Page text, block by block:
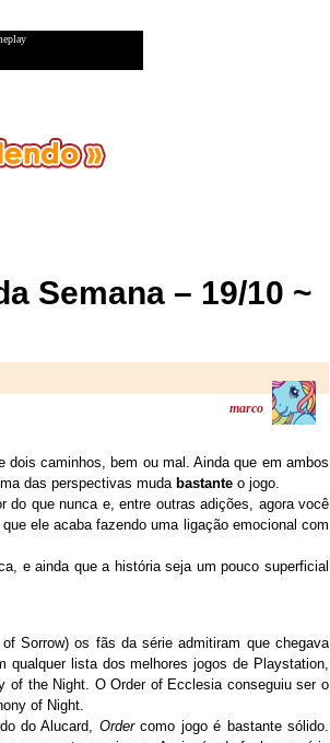
Semana – 19/10 ~
marco
caminhos, bem ou mal. Ainda que em ambos
das perspectivas muda bastante o jogo.
do que nunca e, entre outras adições, agora você
ele acaba fazendo uma ligação emocional com
e ainda que a história seja um pouco superficial
Sorrow) os fãs da série admitiram que chegava
qualquer lista dos melhores jogos de Playstation,
of the Night. O Order of Ecclesia conseguiu ser o
of Night.
do Alucard, Ordercomo jogo é bastante sólido.